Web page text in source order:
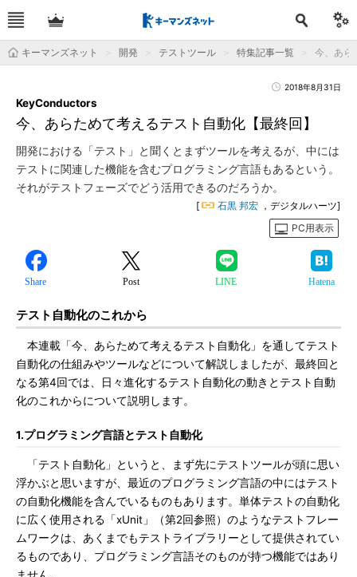
キーマンズネット 開発 テストツール 特集記事一覧 今、あら
2018年8月31日
今、あらためて考えるテスト自動化【最終回】
KeyConductors
開発における「テスト」と聞くとまずツールを考えるが、中には
テストに関連した機能を含むプログラミング言語もあるという。
それがテストフェーズでどう活用できるのだろうか。
[ 石黒 邦宏 ，デジタルハーツ]
PC用表示
Share Post LINE Hatena
テスト自動化のこれから
本連載「今、あらためて考えるテスト自動化」を通してテスト
自動化の仕組みやツールなどについて解説しましたが、最終回と
なる第4回では、日々進化するテスト自動化の動きとテスト自動
化のこれからについて説明します。
1.プログラミング言語とテスト自動化
「テスト自動化」というと、まず先にテストツールが頭に思い
浮かぶと思いますが、最近のプログラミング言語の中にはテスト
の自動化機能を含んでいるものもあります。単体テストの自動化
に広く使用される「xUnit」（第2回参照）のようなテストフレー
ムワークは、あくまでもテストライブラリーとして提供されてい
るものであり、プログラミング言語そのものが持つ機能ではあり